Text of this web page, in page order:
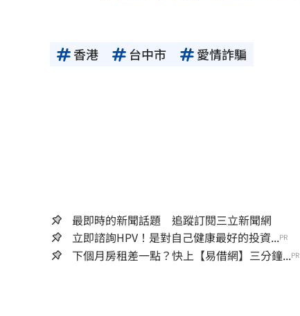
香港 台中市 愛情詐騙
最即時的新聞話題 追蹤訂閱三立新聞網
立即諮詢HPV！是對自己健康最好的投資...PR
下個月房租差一點？快上【易借網】三分鐘...PR